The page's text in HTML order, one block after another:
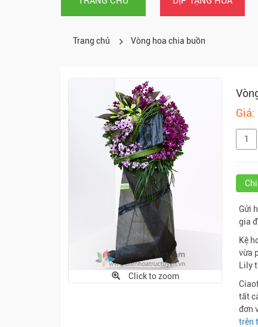
Trang chủ Vòng hoa chia buồn
Click to zoom
Giá:
Gửi
gia
Kệ
vừa
Lily
tất
đơn
trên